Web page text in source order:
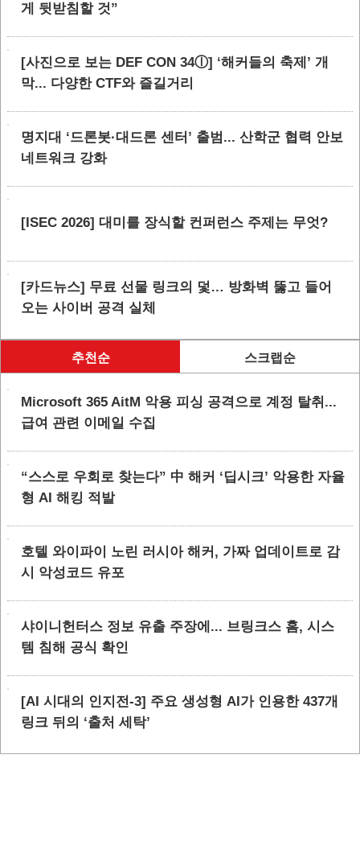
게 뒷받침할 것”
[사진으로 보는 DEF CON 34ⓛ] ‘해커들의 축제’ 개
막... 다양한 CTF와 즐길거리
명지대 ‘드론봇·대드론 센터’ 출범... 산학군 협력 안보
네트워크 강화
[ISEC 2026] 대미를 장식할 컨퍼런스 주제는 무엇?
[카드뉴스] 무료 선물 링크의 덫… 방화벽 뚫고 들어
오는 사이버 공격 실체
추천순 스크랩순
Microsoft 365 AitM 악용 피싱 공격으로 계정 탈취...
급여 관련 이메일 수집
“스스로 우회로 찾는다” 中 해커 ‘딥시크’ 악용한 자율
형 AI 해킹 적발
호텔 와이파이 노린 러시아 해커, 가짜 업데이트로 감
시 악성코드 유포
샤이니헌터스 정보 유출 주장에... 브링크스 홈, 시스
템 침해 공식 확인
[AI 시대의 인지전-3] 주요 생성형 AI가 인용한 437개
링크 뒤의 ‘출처 세탁’